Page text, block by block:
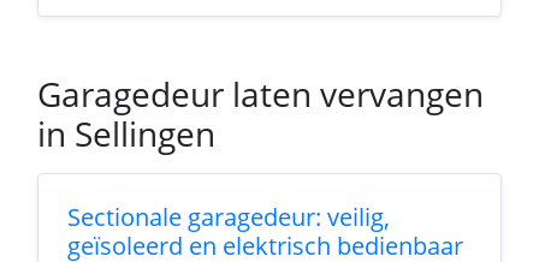
Garagedeur laten vervangen
in Sellingen
Sectionale garagedeur: veilig,
geïsoleerd en elektrisch bedienbaar